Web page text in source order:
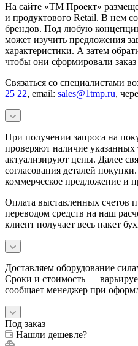
На сайте «ТМ Проект»
и продуктового Retail. В нем
брендов. Под любую
может изучить предложения
характеристики. А затем
чтобы они сформировали
Связаться со специалистами
25 22, email: sales@1tmp.ru,
При получении запроса на
проверяют наличие указанных
актуализируют цены. Далее
согласования деталей
коммерческое предложение и
Оплата выставленных счетов
переводом средств на наш
клиент получает весь пакет
Доставляем оборудование
Сроки и стоимость —
сообщает менеджер при
Под заказ
Нашли дешевле?